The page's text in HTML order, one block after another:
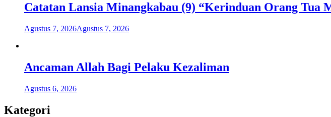
Catatan Lansia Minangkabau (9) “Kerinduan Orang Tua
Agustus 7, 2026Agustus 7, 2026
Ancaman Allah Bagi Pelaku Kezaliman
Agustus 6, 2026
Kategori